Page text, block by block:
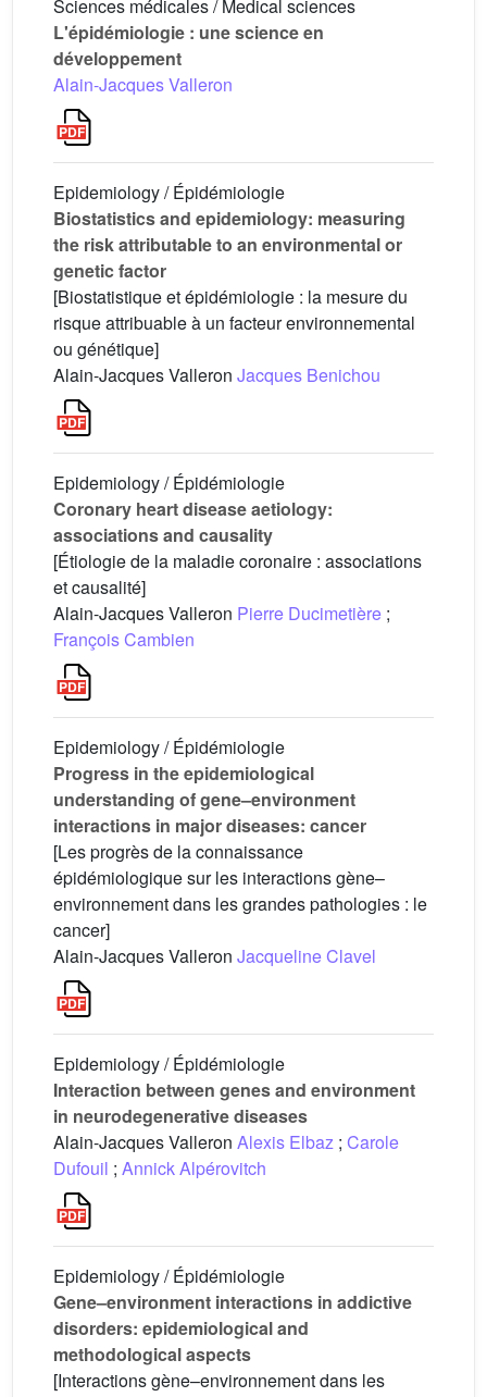
Sciences médicales / Medical sciences
L'épidémiologie : une science en
développement
Alain-Jacques Valleron
Epidemiology / Épidémiologie
Biostatistics and epidemiology: measuring
the risk attributable to an environmental or
genetic factor
[Biostatistique et épidémiologie : la mesure du
risque attribuable à un facteur environnemental
ou génétique]
Alain-Jacques Valleron Jacques Benichou
Epidemiology / Épidémiologie
Coronary heart disease aetiology:
associations and causality
[Étiologie de la maladie coronaire : associations
et causalité]
Alain-Jacques Valleron Pierre Ducimetière ;
François Cambien
Epidemiology / Épidémiologie
Progress in the epidemiological
understanding of gene–environment
interactions in major diseases: cancer
[Les progrès de la connaissance
épidémiologique sur les interactions gène–
environnement dans les grandes pathologies : le
cancer]
Alain-Jacques Valleron Jacqueline Clavel
Epidemiology / Épidémiologie
Interaction between genes and environment
in neurodegenerative diseases
Alain-Jacques Valleron Alexis Elbaz ; Carole
Dufouil ; Annick Alpérovitch
Epidemiology / Épidémiologie
Gene–environment interactions in addictive
disorders: epidemiological and
methodological aspects
[Interactions gène–environnement dans les